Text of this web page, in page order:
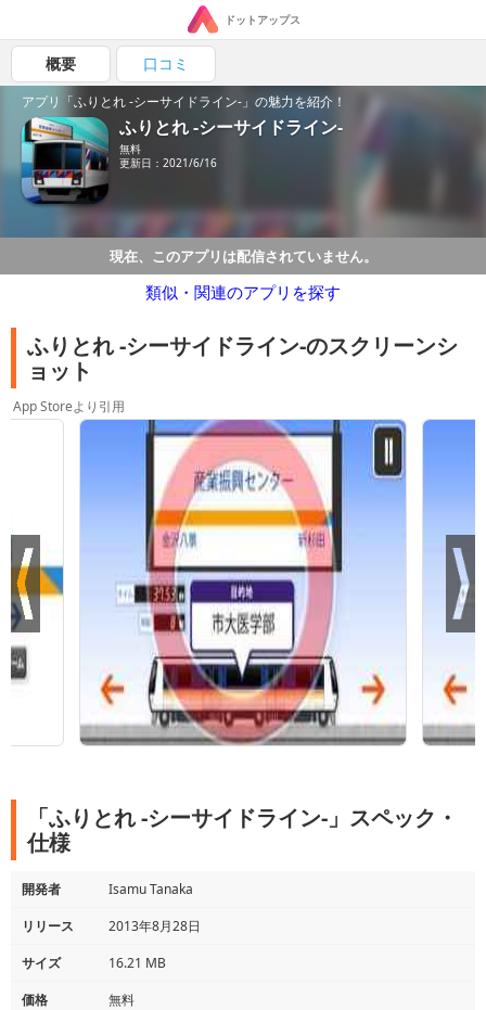
ドットアップス
概要 口コミ
アプリ「ふりとれ -シーサイドライン-」の魅力を紹介！
ふりとれ -シーサイドライン-
無料
更新日：2021/6/16
現在、このアプリは配信されていません。
類似・関連のアプリを探す
ふりとれ -シーサイドライン-のスクリーンシ
ョット
App Storeより引用
「ふりとれ -シーサイドライン-」スペック・
仕様
開発者
Isamu Tanaka
リリース
2013年8月28日
サイズ
16.21 MB
価格
無料